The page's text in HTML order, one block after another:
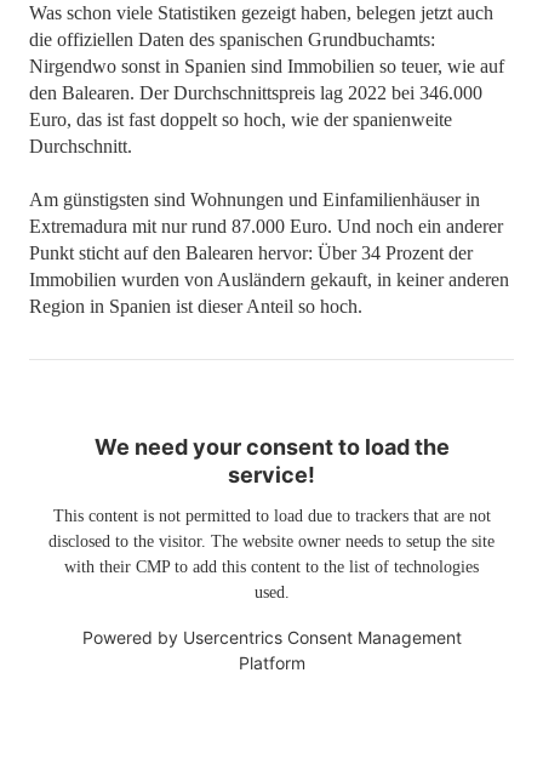
Was schon viele Statistiken gezeigt haben, belegen jetzt auch
die offiziellen Daten des spanischen Grundbuchamts:
Nirgendwo sonst in Spanien sind Immobilien so teuer, wie auf
den Balearen. Der Durchschnittspreis lag 2022 bei 346.000
Euro, das ist fast doppelt so hoch, wie der spanienweite
Durchschnitt.
Am günstigsten sind Wohnungen und Einfamilienhäuser in
Extremadura mit nur rund 87.000 Euro. Und noch ein anderer
Punkt sticht auf den Balearen hervor: Über 34 Prozent der
Immobilien wurden von Ausländern gekauft, in keiner anderen
Region in Spanien ist dieser Anteil so hoch.
We need your consent to load the
service!
This content is not permitted to load due to trackers that are not
disclosed to the visitor. The website owner needs to setup the site
with their CMP to add this content to the list of technologies
used.
Powered by Usercentrics Consent Management
Platform